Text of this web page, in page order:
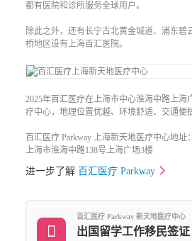
都有医院和诊所服务全球用户。
除此之外，还有长宁古北黄金城道、浦东碧
桥地区设有上海百汇医院。
2025年百汇医疗在上海市中心淮海中路上海
疗中心，地理位置优越、环境舒适、交通便
百汇医疗 Parkway 上海新天地医疗中心地址：
上海市淮海中路138号上海广场3楼
进一步了解 百汇医疗 Parkway
􀆪
百汇医疗 Parkway 新天地医疗中心
出国留学工作移民签